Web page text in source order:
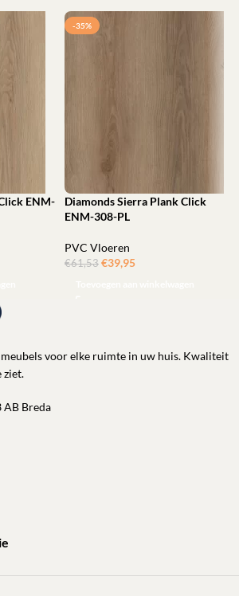
ENM-
-35%
Diamonds Sierra Plank Click
ENM-308-PL
PVC Vloeren
€61,53 €39,95
voor elke ruimte in uw huis. Kwaliteit
ziet.
AB Breda